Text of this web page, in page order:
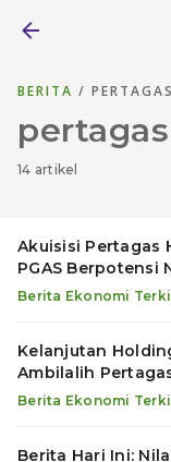
BERITA / PERTAGAS
pertagas
14 artikel
Akuisisi Pertagas
PGAS Berpotensi
Berita Ekonomi
Kelanjutan
Ambilalih
Berita Ekonomi
Berita Hari Ini: